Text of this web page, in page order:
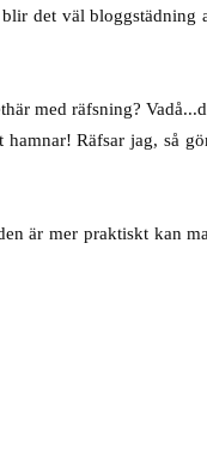
det väl bloggstädning
med räfsning?
Räfsar jag, så
är mer praktiskt kan